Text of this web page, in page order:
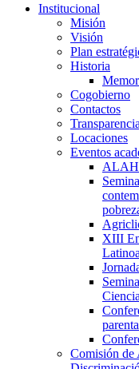
Institucional
Misión
Visión
Plan
Historia
Cogobierno
Contactos
Transparencia
Locaciones
Eventos
XIII
Comisión de